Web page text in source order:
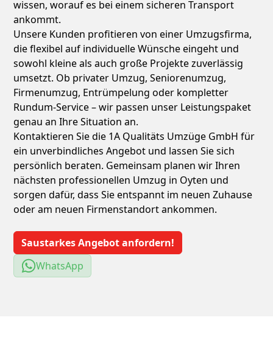
wissen, worauf es bei einem sicheren Transport
ankommt.
Unsere Kunden profitieren von einer Umzugsfirma,
die flexibel auf individuelle Wünsche eingeht und
sowohl kleine als auch große Projekte zuverlässig
umsetzt. Ob privater Umzug, Seniorenumzug,
Firmenumzug, Entrümpelung oder kompletter
Rundum-Service – wir passen unser Leistungspaket
genau an Ihre Situation an.
Kontaktieren Sie die 1A Qualitäts Umzüge GmbH für
ein unverbindliches Angebot und lassen Sie sich
persönlich beraten. Gemeinsam planen wir Ihren
nächsten professionellen Umzug in Oyten und
sorgen dafür, dass Sie entspannt im neuen Zuhause
oder am neuen Firmenstandort ankommen.
Saustarkes Angebot anfordern!
WhatsApp